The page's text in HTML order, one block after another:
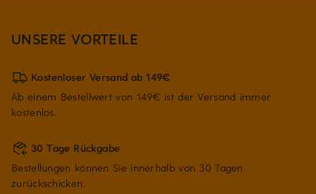
UNSERE VORTEILE
Kostenloser Versand ab 149€
Ab einem Bestellwert von 149€ ist der Versand immer
kostenlos.
30 Tage Rückgabe
Bestellungen können Sie innerhalb von 30 Tagen
zurückschicken.